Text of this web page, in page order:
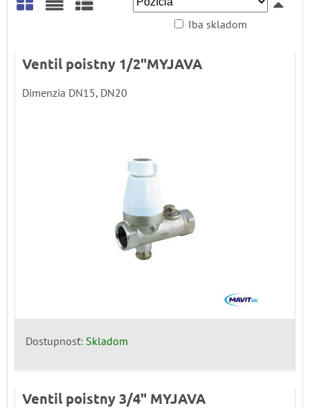
Iba skladom
Ventil poistny 1/2"MYJAVA
Dimenzia DN15, DN20
Dostupnosť: Skladom
Ventil poistny 3/4" MYJAVA